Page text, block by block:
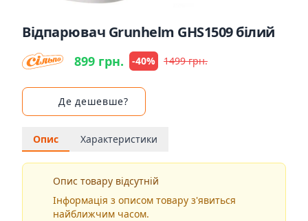
Відпарювач Grunhelm GHS1509 білий
899 грн. -40% 1499 грн.
Де дешевше?
Опис Характеристики
Опис товару відсутній
Інформація з описом товару з'явиться
найближчим часом.